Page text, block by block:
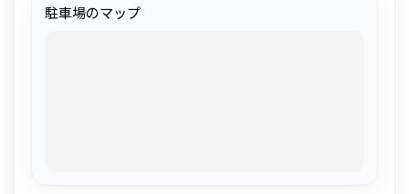
駐車場のマップ